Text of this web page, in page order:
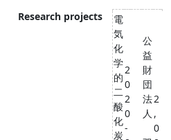
Research projects
電
気
化
学
的
二
酸
化
炭
2
0
2
0
-
公
益
財
団
法
人
2
,
0